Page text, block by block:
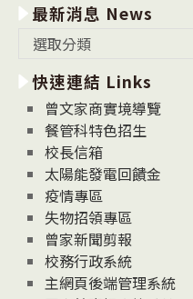
最新消息 News
消
息
News
選取分類
快速連結 Links
曾文家商實境導覽
餐管科特色招生
校長信箱
太陽能發電回饋金
疫情專區
失物招領專區
曾家新聞剪報
校務行政系統
主網頁後端管理系統